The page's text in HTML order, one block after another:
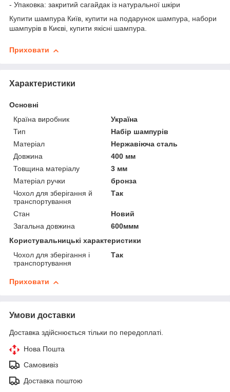
- Упаковка: закритий сагайдак із натуральної шкіри
Купити шампура Київ, купити на подарунок шампура, набори
шампурів в Києві, купити якісні шампура.
Приховати
Характеристики
Основні
Країна виробник
Україна
Тип
Набір шампурів
Матеріал
Нержавіюча сталь
Довжина
400 мм
Товщина матеріалу
3 мм
Матеріал ручки
бронза
Чохол для зберігання й
транспортування
Так
Стан
Новий
Загальна довжина
600ммм
Користувальницькі характеристики
Чохол для зберігання і
транспортування
Так
Приховати
Умови доставки
Доставка здійснюється тільки по передоплаті.
Нова Пошта
Самовивіз
Доставка поштою